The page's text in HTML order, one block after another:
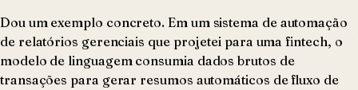
Dou um exemplo concreto. Em um sistema de automação
de relatórios gerenciais que projetei para uma fintech, o
modelo de linguagem consumia dados brutos de
transações para gerar resumos automáticos de fluxo de